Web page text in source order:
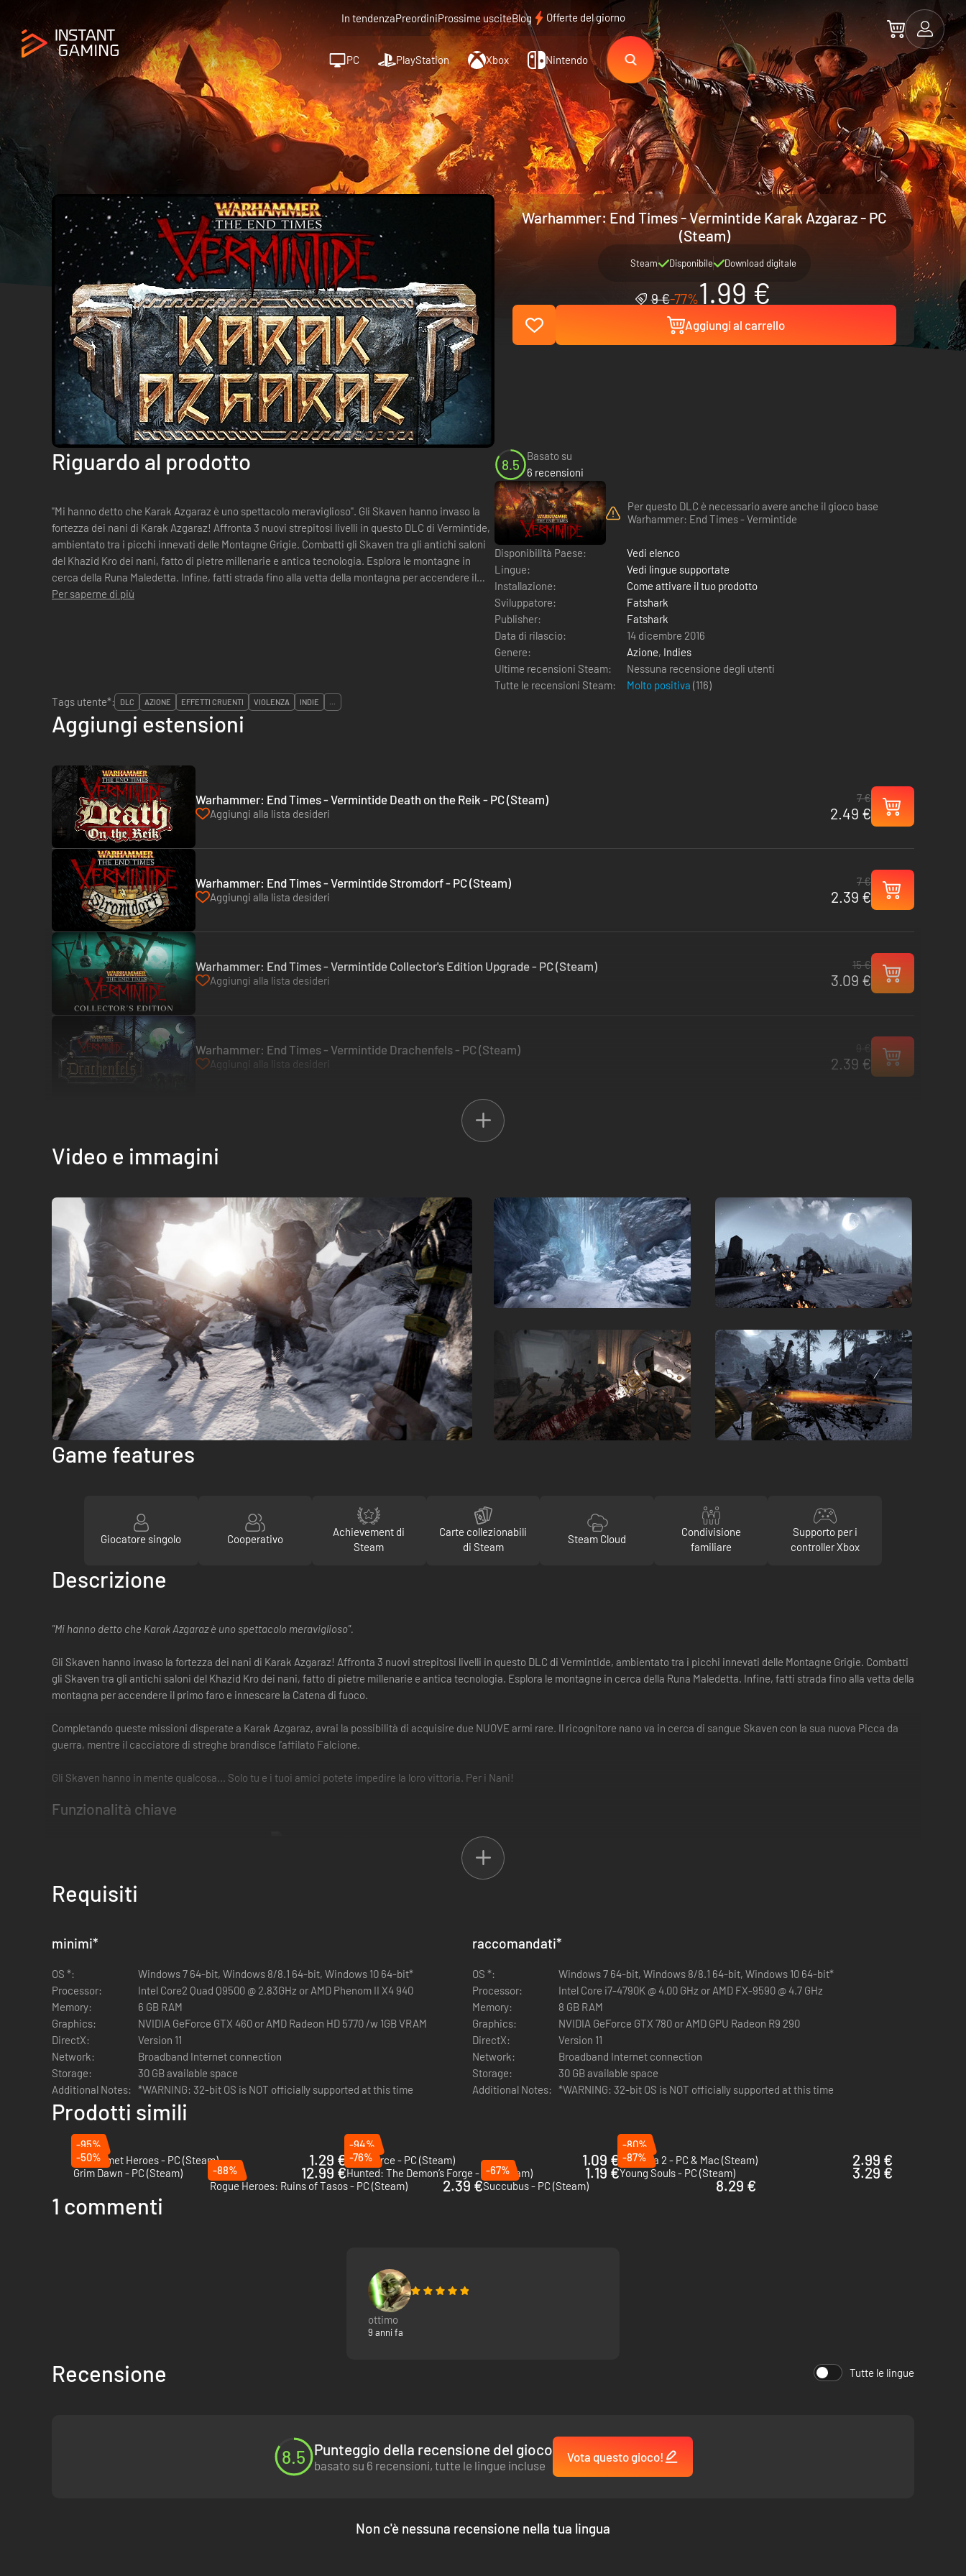
In tendenzaPreordiniProssime usciteBlog Offerte del giorno
PC PlayStation Xbox Nintendo
Warhammer: End Times - Vermintide Karak Azgaraz - PC
(Steam)
Steam Disponibile Download digitale
9 €-77%1.99 €
Aggiungi al carrello
Riguardo al prodotto
"Mi hanno detto che Karak Azgaraz è uno spettacolo meraviglioso". Gli Skaven hanno invaso la
fortezza dei nani di Karak Azgaraz! Affronta 3 nuovi strepitosi livelli in questo DLC di Vermintide,
ambientato tra i picchi innevati delle Montagne Grigie. Combatti gli Skaven tra gli antichi saloni
del Khazid Kro dei nani, fatto di pietre millenarie e antica tecnologia. Esplora le montagne in
cerca della Runa Maledetta. Infine, fatti strada fino alla vetta della montagna per accendere il
primo faro e...
Per saperne di più
8.5
Basato su
6 recensioni
Per questo DLC è necessario avere anche il gioco base
Warhammer: End Times - Vermintide
Disponibilità Paese:
Vedi elenco
Lingue:
Vedi lingue supportate
Installazione:
Come attivare il tuo prodotto
Sviluppatore:
Fatshark
Publisher:
Fatshark
Data di rilascio:
14 dicembre 2016
Genere:
Azione, Indies
Ultime recensioni Steam:
Nessuna recensione degli utenti
Tutte le recensioni Steam:
Molto positiva (116)
Tags utente*:
DLC AZIONE EFFETTI CRUENTI VIOLENZA INDIE ...
Aggiungi estensioni
Warhammer: End Times - Vermintide Death on the Reik - PC (Steam)
Aggiungi alla lista desideri
7 €
2.49 €
Warhammer: End Times - Vermintide Stromdorf - PC (Steam)
Aggiungi alla lista desideri
7 €
2.39 €
Warhammer: End Times - Vermintide Collector's Edition Upgrade - PC (Steam)
Aggiungi alla lista desideri
15 €
3.09 €
Warhammer: End Times - Vermintide Drachenfels - PC (Steam)
Aggiungi alla lista desideri 2.39 €
Video e immagini
Game features
Giocatore singolo Cooperativo
Achievement di
Steam
Carte collezionabili
di Steam
Steam Cloud
Condivisione
familiare
Supporto per i
controller Xbox
Descrizione
"Mi hanno detto che Karak Azgaraz è uno spettacolo meraviglioso".
Gli Skaven hanno invaso la fortezza dei nani di Karak Azgaraz! Affronta 3 nuovi strepitosi livelli in questo DLC di Vermintide, ambientato tra i picchi innevati delle Montagne Grigie. Combatti
gli Skaven tra gli antichi saloni del Khazid Kro dei nani, fatto di pietre millenarie e antica tecnologia. Esplora le montagne in cerca della Runa Maledetta. Infine, fatti strada fino alla vetta della
montagna per accendere il primo faro e innescare la Catena di fuoco.
Completando queste missioni disperate a Karak Azgaraz, avrai la possibilità di acquisire due NUOVE armi rare. Il ricognitore nano va in cerca di sangue Skaven con la sua nuova Picca da
guerra, mentre il cacciatore di streghe brandisce l'affilato Falcione.
Gli Skaven hanno in mente qualcosa... Solo tu e i tuoi amici potete impedire la loro vittoria. Per i Nani!
Funzionalità chiave
Nuova mappa: Khazid Kro -
Nuova mappa: La Runa Maledetta -Esplora le innevate Montagne Grigie in cerca di una cripta contenente una runa speciale
Nuova mappa: Catena di fuoco -Fatti strada fino alla vetta della montagna per accendere il primo faro e avvertire gli insediamenti vicini dell'arrivo degli Skaven
Nuova arma: Picca da guerra -
Trafiggi gli Skaven con questa maneggevole Picca da guerra per Bardin Goreksson, il ricognitore nano. È possibile ottenere quest'arma solo nei livelli inclusi
Affetta le forze Skaven con questo Falcione affilato da affidare a Victor Saltzpyre, il cacciatore di streghe. È possibile ottenere quest'arma solo nei livelli inclusi nel
Requisiti
minimi*
OS *:
Windows 7 64-bit, Windows 8/8.1 64-bit, Windows 10 64-bit*
Processor:
Intel Core2 Quad Q9500 @ 2.83GHz or AMD Phenom II X4 940
Memory:
6 GB RAM
Graphics:
NVIDIA GeForce GTX 460 or AMD Radeon HD 5770 /w 1GB VRAM
DirectX:
Version 11
Network:
Broadband Internet connection
Storage:
30 GB available space
Additional Notes: *WARNING: 32-bit OS is NOT officially supported at this time
raccomandati*
OS *:
Windows 7 64-bit, Windows 8/8.1 64-bit, Windows 10 64-bit*
Processor:
Intel Core i7-4790K @ 4.00 GHz or AMD FX-9590 @ 4.7 GHz
Memory:
8 GB RAM
Graphics:
NVIDIA GeForce GTX 780 or AMD GPU Radeon R9 290
DirectX:
Version 11
Network:
Broadband Internet connection
Storage:
30 GB available space
Additional Notes: *WARNING: 32-bit OS is NOT officially supported at this time
Prodotti simili
-95%
Big Helmet Heroes - PC (Steam)
1.29 €
-94%
MythForce - PC (Steam)
1.09 €
-80%
Magicka 2 - PC & Mac (Steam)
2.99 €
-50%
Grim Dawn - PC (Steam)
12.99 €
-76%
Hunted: The Demon’s Forge - PC (Steam)
1.19 €
-87%
Young Souls - PC (Steam)
3.29 €
-88%
Rogue Heroes: Ruins of Tasos - PC (Steam)
2.39 €
-67%
Succubus - PC (Steam)
8.29 €
1 commenti
ottimo
9 anni fa
Recensione Tutte le lingue
8.5 Punteggio della recensione del gioco
basato su 6 recensioni, tutte le lingue incluse
Vota questo gioco!
Non c'è nessuna recensione nella tua lingua